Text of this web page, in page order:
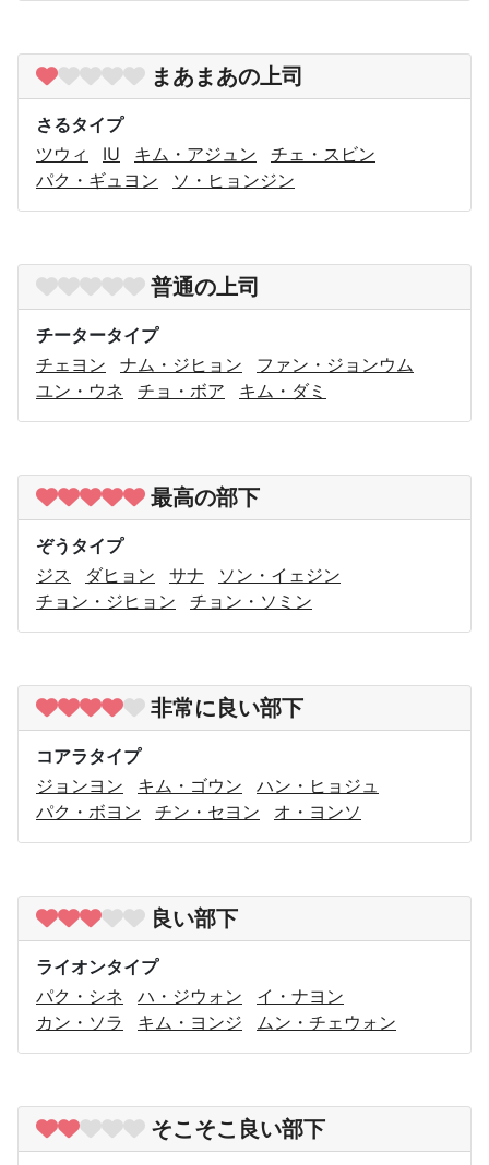
まあまあの上司
さるタイプ
ツウィ
IU キム・アジュン
チェ・スビン
パク・ギュヨン
ソ・ヒョンジン
普通の上司
チータータイプ
チェヨン
ナム・ジヒョン
ファン・ジョンウム
ユン・ウネ
チョ・ボア キム・ダミ
最高の部下
ぞうタイプ
ジス
ダヒョン サナ
ソン・イェジン
チョン・ジヒョン
チョン・ソミン
非常に良い部下
コアラタイプ
ジョンヨン
キム・ゴウン
ハン・ヒョジュ
パク・ボヨン
チン・セヨン オ・ヨンソ
良い部下
ライオンタイプ
パク・シネ
ハ・ジウォン
イ・ナヨン
カン・ソラ
キム・ヨンジ ムン・チェウォン
そこそこ良い部下